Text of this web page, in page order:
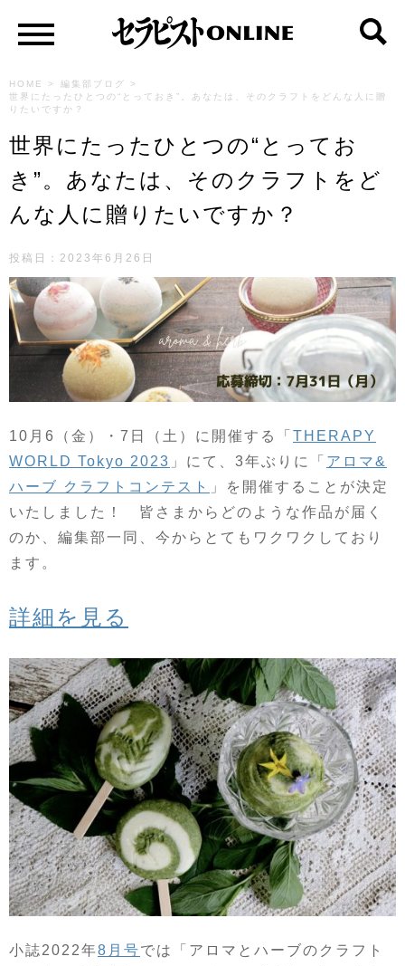
HOME > 編集部ブログ
>
世界にたったひとつの“とっておき”。あなたは、そのクラフトをどんな人に贈
りたいですか？
世界にたったひとつの“とってお
き”。あなたは、そのクラフトをど
んな人に贈りたいですか？
投稿日： 2023年6月26日
10月6（金）・7日（土）に開催する「 THERAPY
WORLD Tokyo 2023 」にて、3年ぶりに「 アロマ&
ハーブ クラフトコンテスト
」を開催することが決定
いたしました！ 皆さまからどのような作品が届く
のか、編集部一同、今からとてもワクワクしており
ます。
詳細を見る
小誌2022年8月号では「アロマとハーブのクラフト